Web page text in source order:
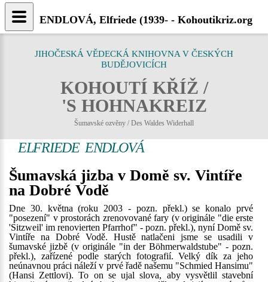
JIHOČESKÁ VĚDECKÁ KNIHOVNA V ČESKÝCH
BUDĚJOVICÍCH
KOHOUTÍ KŘÍŽ /
'S HOHNAKREIZ
Šumavské ozvěny / Des Waldes Widerhall
ELFRIEDE ENDLOVÁ
Šumavská jizba v Domě sv. Vintíře
na Dobré Vodě
Dne 30. května (roku 2003 - pozn. překl.) se konalo prvé
"posezení" v prostorách zrenovované fary (v originále "die erste
'Sitzweil' im renovierten Pfarrhof" - pozn. překl.), nyní Domě sv.
Vintíře na Dobré Vodě. Hustě natlačeni jsme se usadili v
šumavské jizbě (v originále "in der Böhmerwaldstube" - pozn.
překl.), zařízené podle starých fotografií. Velký dík za jeho
neúnavnou práci náleží v prvé řadě našemu "Schmied Hansimu"
(Hansi Zettlovi). To on se ujal slova, aby vysvětlil stavební
ENDLOVÁ, Elfriede (1939- - Kohoutikriz.org